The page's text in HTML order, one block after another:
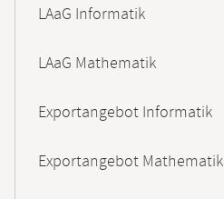
LAaG Informatik
LAaG Mathematik
Exportangebot Informatik
Exportangebot Mathematik